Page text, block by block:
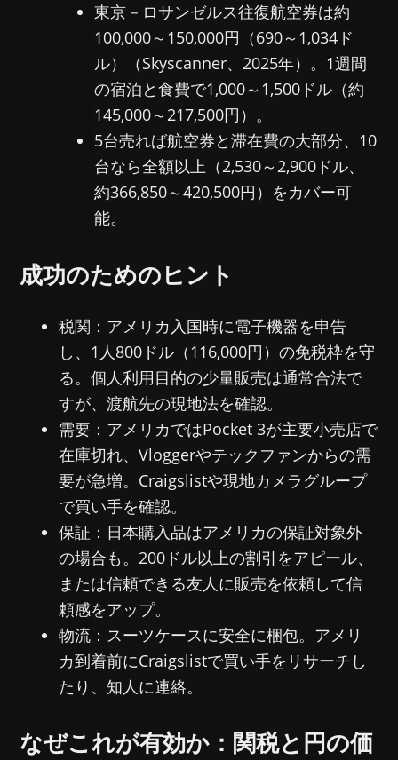
東京－ロサンゼルス往復航空券は約
100,000～150,000円（690～1,034ド
ル）（Skyscanner、2025年）。1週間
の宿泊と食費で1,000～1,500ドル（約
145,000～217,500円）。
5台売れば航空券と滞在費の大部分、10
台なら全額以上（2,530～2,900ドル、
約366,850～420,500円）をカバー可
能。
成功のためのヒント
税関：アメリカ入国時に電子機器を申告
し、1人800ドル（116,000円）の免税枠を守
る。個人利用目的の少量販売は通常合法で
すが、渡航先の現地法を確認。
需要：アメリカではPocket 3が主要小売店で
在庫切れ、Vloggerやテックファンからの需
要が急増。Craigslistや現地カメラグループ
で買い手を確認。
保証：日本購入品はアメリカの保証対象外
の場合も。200ドル以上の割引をアピール、
または信頼できる友人に販売を依頼して信
頼感をアップ。
物流：スーツケースに安全に梱包。アメリ
カ到着前にCraigslistで買い手をリサーチし
たり、知人に連絡。
なぜこれが有効か：関税と円の価